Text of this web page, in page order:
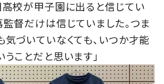
高校が甲子園に出ると信じてい
監督だけは信じていました。つま
気づいていなくても、いつか才能
ことだと思います」